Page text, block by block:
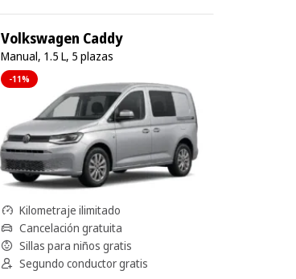
Volkswagen Caddy
Manual, 1.5 L, 5 plazas
-11%
Kilometraje ilimitado
Cancelación gratuita
Sillas para niños gratis
Segundo conductor gratis